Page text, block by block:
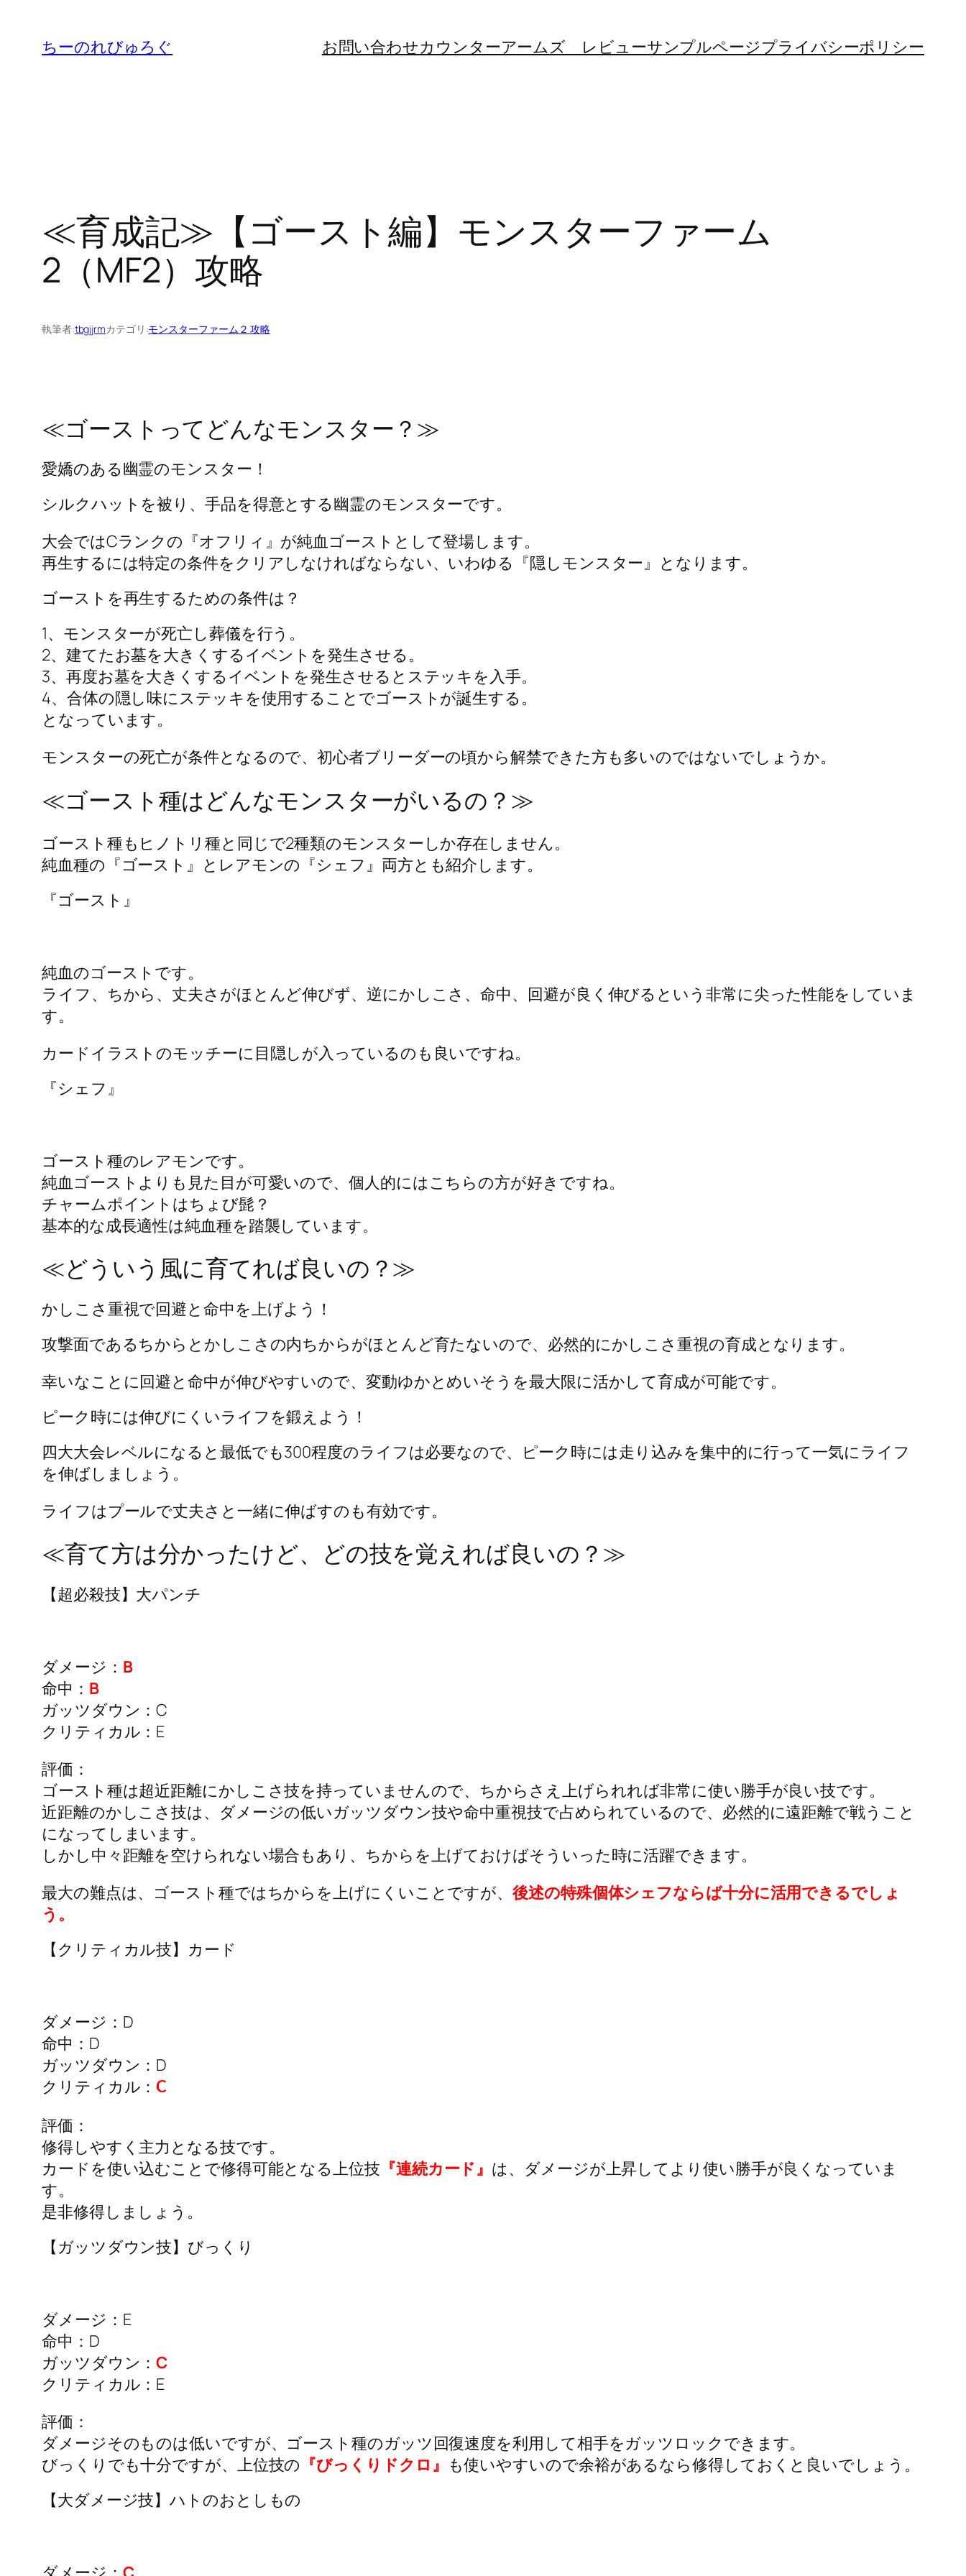
ちーのれびゅろぐ お問い合わせカウンターアームズ レビューサンプルページプライバシーポリシー
≪育成記≫【ゴースト編】モンスターファーム
2（MF2）攻略
執筆者:tbgjjrmカテゴリ:モンスターファーム２ 攻略
≪ゴーストってどんなモンスター？≫
愛嬌のある幽霊のモンスター！
シルクハットを被り、手品を得意とする幽霊のモンスターです。
大会ではCランクの『オフリィ』が純血ゴーストとして登場します。
再生するには特定の条件をクリアしなければならない、いわゆる『隠しモンスター』となります。
ゴーストを再生するための条件は？
1、モンスターが死亡し葬儀を行う。
2、建てたお墓を大きくするイベントを発生させる。
3、再度お墓を大きくするイベントを発生させるとステッキを入手。
4、合体の隠し味にステッキを使用することでゴーストが誕生する。
となっています。
モンスターの死亡が条件となるので、初心者ブリーダーの頃から解禁できた方も多いのではないでしょうか。
≪ゴースト種はどんなモンスターがいるの？≫
ゴースト種もヒノトリ種と同じで2種類のモンスターしか存在しません。
純血種の『ゴースト』とレアモンの『シェフ』両方とも紹介します。
『ゴースト』
純血のゴーストです。
ライフ、ちから、丈夫さがほとんど伸びず、逆にかしこさ、命中、回避が良く伸びるという非常に尖った性能をしていま
す。
カードイラストのモッチーに目隠しが入っているのも良いですね。
『シェフ』
ゴースト種のレアモンです。
純血ゴーストよりも見た目が可愛いので、個人的にはこちらの方が好きですね。
チャームポイントはちょび髭？
基本的な成長適性は純血種を踏襲しています。
≪どういう風に育てれば良いの？≫
かしこさ重視で回避と命中を上げよう！
攻撃面であるちからとかしこさの内ちからがほとんど育たないので、必然的にかしこさ重視の育成となります。
幸いなことに回避と命中が伸びやすいので、変動ゆかとめいそうを最大限に活かして育成が可能です。
ピーク時には伸びにくいライフを鍛えよう！
四大大会レベルになると最低でも300程度のライフは必要なので、ピーク時には走り込みを集中的に行って一気にライフ
を伸ばしましょう。
ライフはプールで丈夫さと一緒に伸ばすのも有効です。
≪育て方は分かったけど、どの技を覚えれば良いの？≫
【超必殺技】大パンチ
ダメージ： B
命中： B
ガッツダウン：C
クリティカル：E
評価：
ゴースト種は超近距離にかしこさ技を持っていませんので、ちからさえ上げられれば非常に使い勝手が良い技です。
近距離のかしこさ技は、ダメージの低いガッツダウン技や命中重視技で占められているので、必然的に遠距離で戦うこと
になってしまいます。
しかし中々距離を空けられない場合もあり、ちからを上げておけばそういった時に活躍できます。
最大の難点は、ゴースト種ではちからを上げにくいことですが、後述の特殊個体シェフならば十分に活用できるでしょ
う。
【クリティカル技】カード
ダメージ：D
命中：D
ガッツダウン：D
クリティカル：C
評価：
修得しやすく主力となる技です。
カードを使い込むことで修得可能となる上位技 『連続カード』 は、ダメージが上昇してより使い勝手が良くなっていま
す。
是非修得しましょう。
【ガッツダウン技】びっくり
ダメージ：E
命中：D
ガッツダウン：C
クリティカル：E
評価：
ダメージそのものは低いですが、ゴースト種のガッツ回復速度を利用して相手をガッツロックできます。
びっくりでも十分ですが、上位技の 『びっくりドクロ』 も使いやすいので余裕があるなら修得しておくと良いでしょう。
【大ダメージ技】ハトのおとしもの